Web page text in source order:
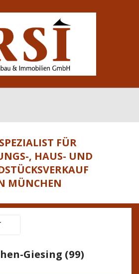
FÜR
, HAUS- UND
MÜNCHEN
Giesing (99)